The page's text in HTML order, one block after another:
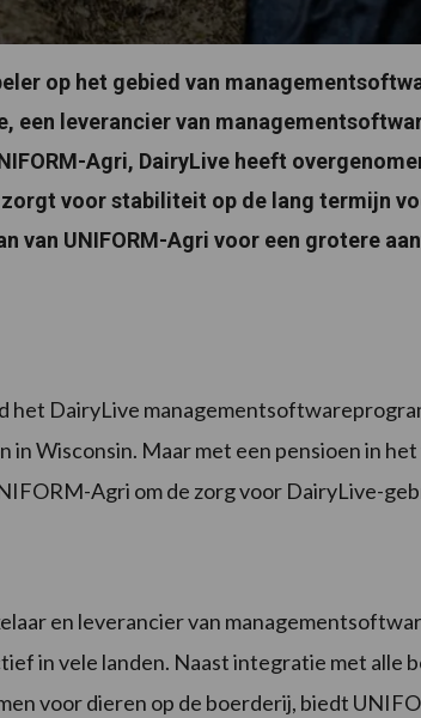
op het gebied van
een leverancier van
Agri, DairyLive heeft
voor stabiliteit op de lang termijn
van UNIFORM-Agri voor een grotere
het DairyLive
in Wisconsin. Maar met een pensioen in
Agri om de zorg voor DairyLive-
en leverancier van
in vele landen. Naast integratie met alle
voor dieren op de boerderij, biedt